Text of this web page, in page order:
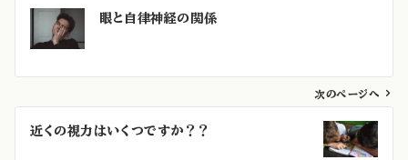
眼と自律神経の関係
次のページへ
近くの視力はいくつですか？？